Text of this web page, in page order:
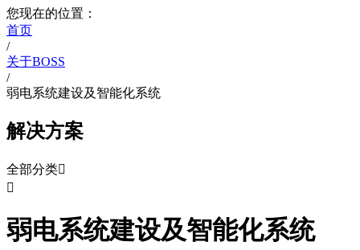
您现在的位置：
首页
/
关于BOSS
/
弱电系统建设及智能化系统
解决方案
全部分类

弱电系统建设及智能化系统